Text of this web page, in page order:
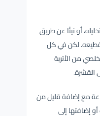
أو نيئًا عن طريق
لكن في كل
من الأتربة
القشرة.
مع إضافة قليل من
إضافتها إلى